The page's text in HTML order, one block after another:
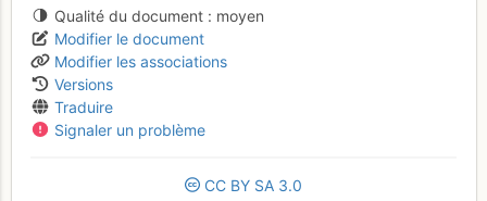
Qualité du document
moyen
Modifier le document
Modifier les associations
Versions
Traduire
Signaler un problème
CC BY SA 3.0